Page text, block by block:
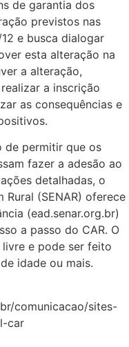
de garantia dos
previstos nas
e busca dialogar
esta alteração na
a alteração,
a inscrição
as consequências e
de permitir que os
fazer a adesão ao
detalhadas, o
(SENAR) oferece
(ead.senar.org.br)
a passo do CAR. O
e pode ser feito
idade ou mais.
comunicacao/sites-
car